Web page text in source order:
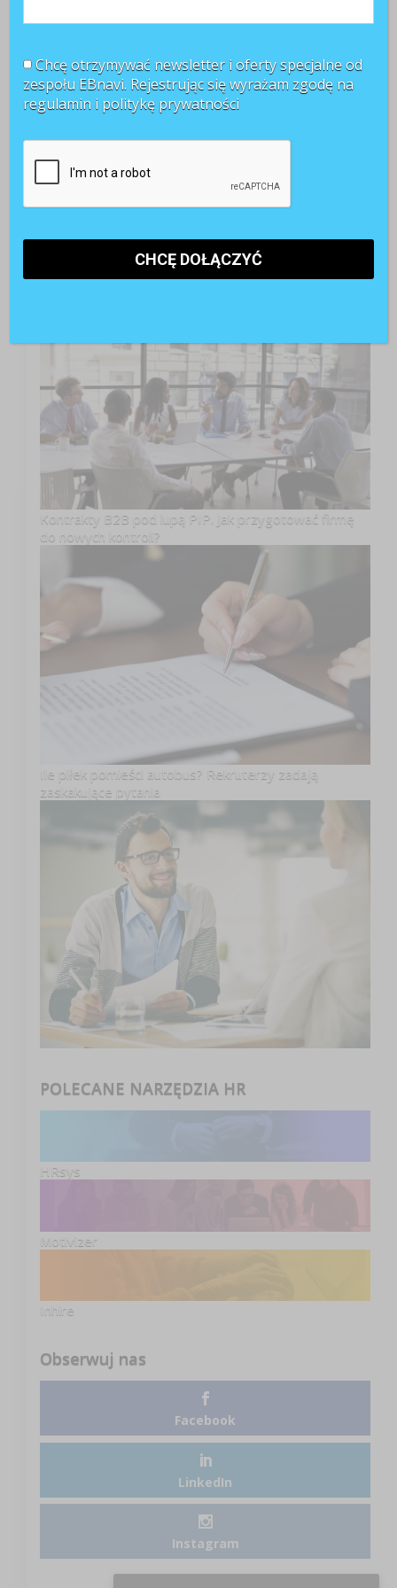
TOP 3 miesiąca
Kontrakty B2B pod lupą PIP. Jak przygotować firmę
do nowych kontroli?
Ile piłek pomieści autobus? Rekruterzy zadają
zaskakujące pytania
POLECANE NARZĘDZIA HR
HRsys
Motivizer
Inhire
Obserwuj nas
Facebook
LinkedIn
Instagram
Chcę otrzymywać newsletter i oferty specjalne od
zespołu EBnavi. Rejestrując się wyrażam zgodę na
regulamin i politykę prywatności